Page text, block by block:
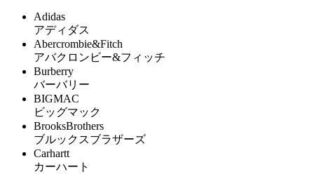
Adidas
アディダス
Abercrombie&Fitch
アバクロンビー&フィッチ
Burberry
バーバリー
BIGMAC
ビッグマック
BrooksBrothers
ブルックスブラザーズ
Carhartt
カーハート